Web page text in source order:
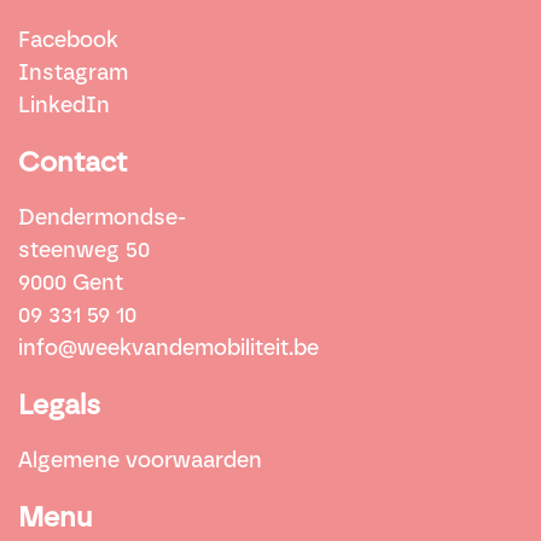
Facebook
Instagram
LinkedIn
Contact
Dendermondse-
steenweg 50
9000 Gent
09 331 59 10
info@weekvandemobiliteit.be
Legals
Algemene voorwaarden
Menu